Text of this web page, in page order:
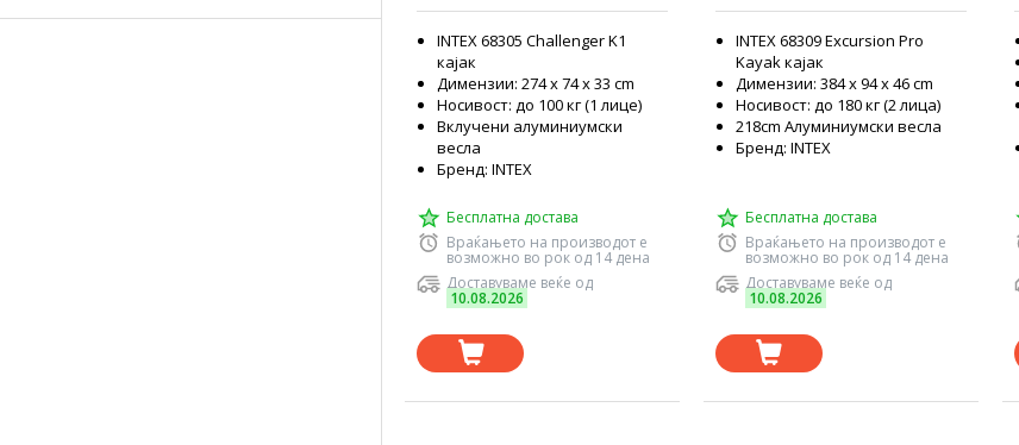
INTEX 68305 Challenger K1
кајак
Димензии: 274 x 74 x 33 cm
Носивост: до 100 кг (1 лице)
Вклучени алуминиумски
весла
Бренд: INTEX
Бесплатна достава
Враќањето на производот е
возможно во рок од 14 дена
Доставуваме веќе од
10.08.2026
INTEX 68309 Excursion Pro
Kayak кајак
Димензии: 384 x 94 x 46 cm
Носивост: до 180 кг (2 лица)
218cm Алуминиумски весла
Бренд: INTEX
Бесплатна достава
Враќањето на производот е
возможно во рок од 14 дена
Доставуваме веќе од
10.08.2026